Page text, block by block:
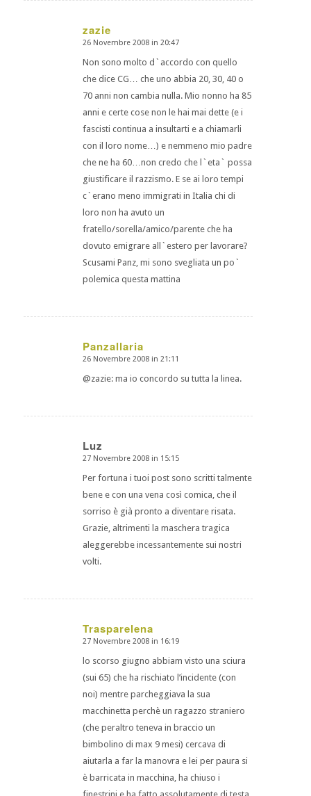
zazie
dice:
26 Novembre 2008 in 20:47
Non sono molto d`accordo con quello
che dice CG… che uno abbia 20, 30, 40 o
70 anni non cambia nulla. Mio nonno ha 85
anni e certe cose non le hai mai dette (e i
fascisti continua a insultarti e a chiamarli
con il loro nome…) e nemmeno mio padre
che ne ha 60…non credo che l`eta` possa
giustificare il razzismo. E se ai loro tempi
c`erano meno immigrati in Italia chi di
loro non ha avuto un
fratello/sorella/amico/parente che ha
dovuto emigrare all`estero per lavorare?
Scusami Panz, mi sono svegliata un po`
polemica questa mattina
Panzallaria
dice:
26 Novembre 2008 in 21:11
@zazie: ma io concordo su tutta la linea.
Luz
dice:
27 Novembre 2008 in 15:15
Per fortuna i tuoi post sono scritti talmente
bene e con una vena così comica, che il
sorriso è già pronto a diventare risata.
Grazie, altrimenti la maschera tragica
aleggerebbe incessantemente sui nostri
volti.
Trasparelena
dice:
27 Novembre 2008 in 16:19
lo scorso giugno abbiam visto una sciura
(sui 65) che ha rischiato l’incidente (con
noi) mentre parcheggiava la sua
macchinetta perchè un ragazzo straniero
(che peraltro teneva in braccio un
bimbolino di max 9 mesi) cercava di
aiutarla a far la manovra e lei per paura si
è barricata in macchina, ha chiuso i